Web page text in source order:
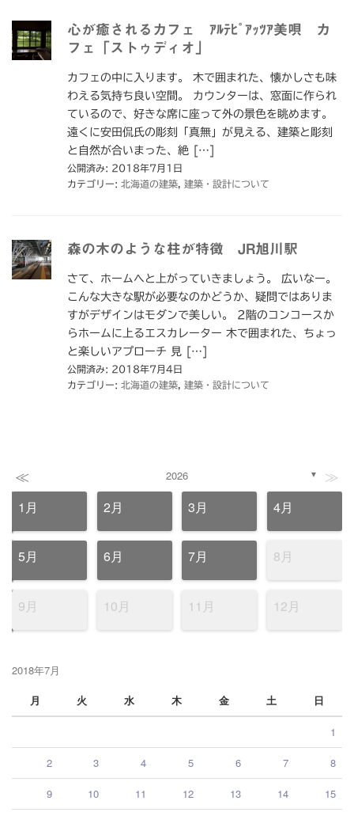
心が癒されるカフェ ｱﾙﾃﾋﾟｱｯﾂｱ美唄 カ
フェ「ストゥディオ」
カフェの中に入ります。 木で囲まれた、懐かしさも味
わえる気持ち良い空間。 カウンターは、窓面に作られ
ているので、好きな席に座って外の景色を眺めます。
遠くに安田侃氏の彫刻「真無」が見える、建築と彫刻
と自然が合いまった、絶 […]
公開済み: 2018年7月1日
カテゴリー: 北海道の建築 建築・設計について
森の木のような柱が特徴 JR旭川駅
さて、ホームへと上がっていきましょう。 広いなー。
こんな大きな駅が必要なのかどうか、疑問ではありま
すがデザインはモダンで美しい。 2階のコンコースか
らホームに上るエスカレーター 木で囲まれた、ちょっ
と楽しいアプローチ 見 […]
公開済み: 2018年7月4日
カテゴリー: 北海道の建築 建築・設計について
≪ 2026 ▼ ≫
1月 2月 3月 4月
5月 6月 7月 8月
9月 10月 11月 12月
2018年7月
月
火 水 木 金 土 日
1
2 3 4 5 6 7 8
9 10 11 12 13 14 15